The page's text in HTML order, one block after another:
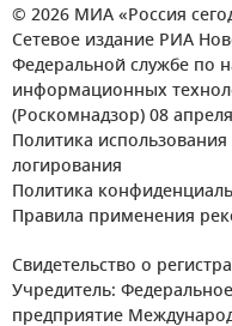
© 2026 МИА «Россия
Сетевое издание РИА
Федеральной службе по
информационных
(Роскомнадзор) 08
Политика
логирования
Политика
Правила применения
Свидетельство о
Учредитель:
предприятие